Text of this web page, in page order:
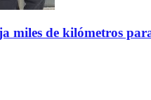
miles de kilómetros